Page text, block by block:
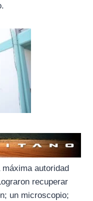
autoridad
recuperar
un microscopio;